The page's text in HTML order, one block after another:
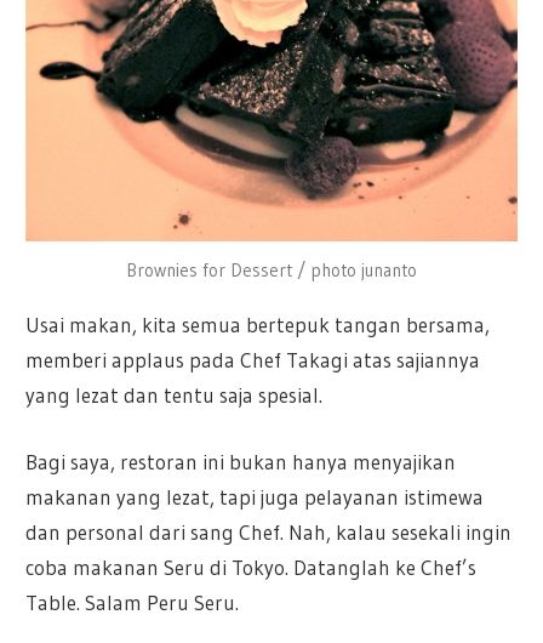
Brownies for Dessert / photo junanto
Usai makan, kita semua bertepuk tangan bersama,
memberi applaus pada Chef Takagi atas sajiannya
yang lezat dan tentu saja spesial.
Bagi saya, restoran ini bukan hanya menyajikan
makanan yang lezat, tapi juga pelayanan istimewa
dan personal dari sang Chef. Nah, kalau sesekali ingin
coba makanan Seru di Tokyo. Datanglah ke Chef’s
Table. Salam Peru Seru.